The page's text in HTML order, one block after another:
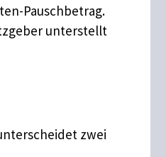
Pauschbetrag.
unterstellt
zwei